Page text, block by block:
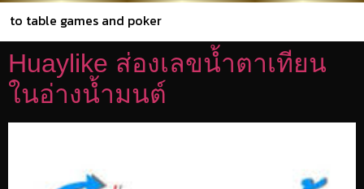
and poker
Huaylike ส่องเลขน้ำตาเทียน
ในอ่างน้ำมนต์